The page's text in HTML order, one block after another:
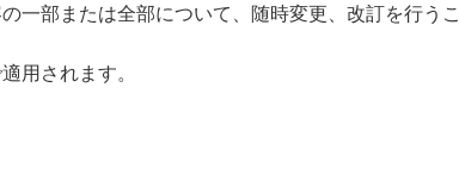
一部または全部について、随時変更、改訂を行う
用されます。